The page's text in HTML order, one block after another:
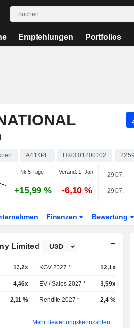
Empfehlungen Portfolios
A41KPF HK0001200002 2259
% 5 Tage Veränd. 1. Jan.
+15,99 % -6,10 %
29.07.
29.07.
Finanzen Bewertung
Limited
13,2x KGV 2027 * 12,1x
4,46x EV / Sales 2027 * 3,59x
2,11 % Rendite 2027 * 2,4 %
Mehr Bewertungskennzahlen